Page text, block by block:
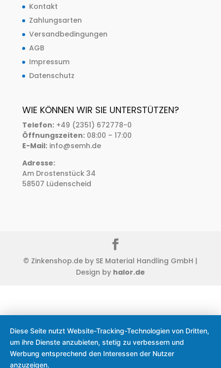
Kontakt
Zahlungsarten
Versandbedingungen
AGB
Impressum
Datenschutz
WIE KÖNNEN WIR SIE UNTERSTÜTZEN?
Telefon:+49 (2351) 672778-0
Öffnungszeiten:08:00 – 17:00
E-Mail:info@semh.de
Adresse:
Am Drostenstück 34
58507 Lüdenscheid
© Zinkenshop.de by SE Material Handling GmbH |
Design by halor.de
Diese Seite nutzt Website-Tracking-Technologien von Dritten,
um ihre Dienste anzubieten, stetig zu verbessern und
Werbung entsprechend den Interessen der Nutzer
anzuzeigen.